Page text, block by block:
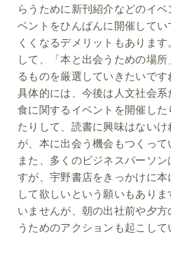
らうために新刊紹介などのイ
ベントをひんぱんに開催して
くくなるデメリットもありま
して、「本と出会うための場
るものを厳選していきたいです
具体的には、今後は人文社会系
食に関するイベントを開催し
たりして、読書に興味はない
が、本に出会う機会もつくって
また、多くのビジネスパーソ
すが、宇野書店をきっかけに
して欲しいという願いもあり
いませんが、朝の出社前や夕
うためのアクションも起こして